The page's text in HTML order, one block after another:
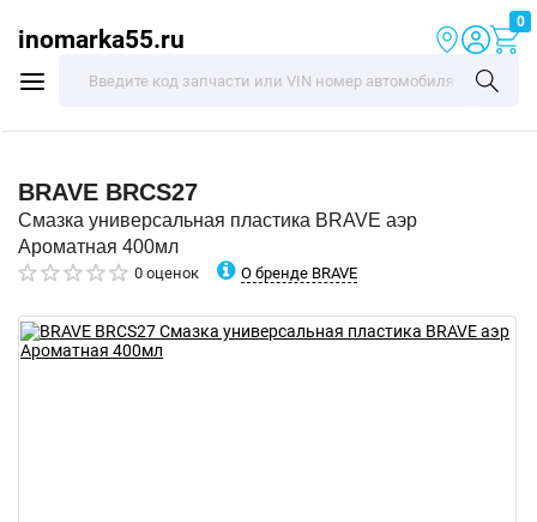
inomarka55.ru
0
BRAVE BRCS27
Смазка универсальная пластика BRAVE аэр
Ароматная 400мл
0 оценок О бренде BRAVE